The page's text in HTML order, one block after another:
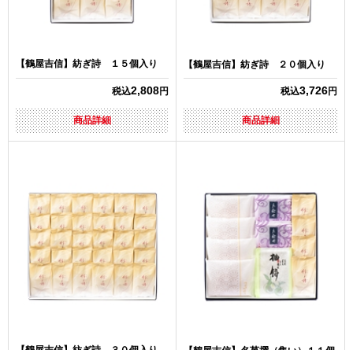
【鶴屋吉信】紡ぎ詩 １５個入り
税込2,808円
商品詳細
【鶴屋吉信】紡ぎ詩 ２０個入り
税込3,726円
商品詳細